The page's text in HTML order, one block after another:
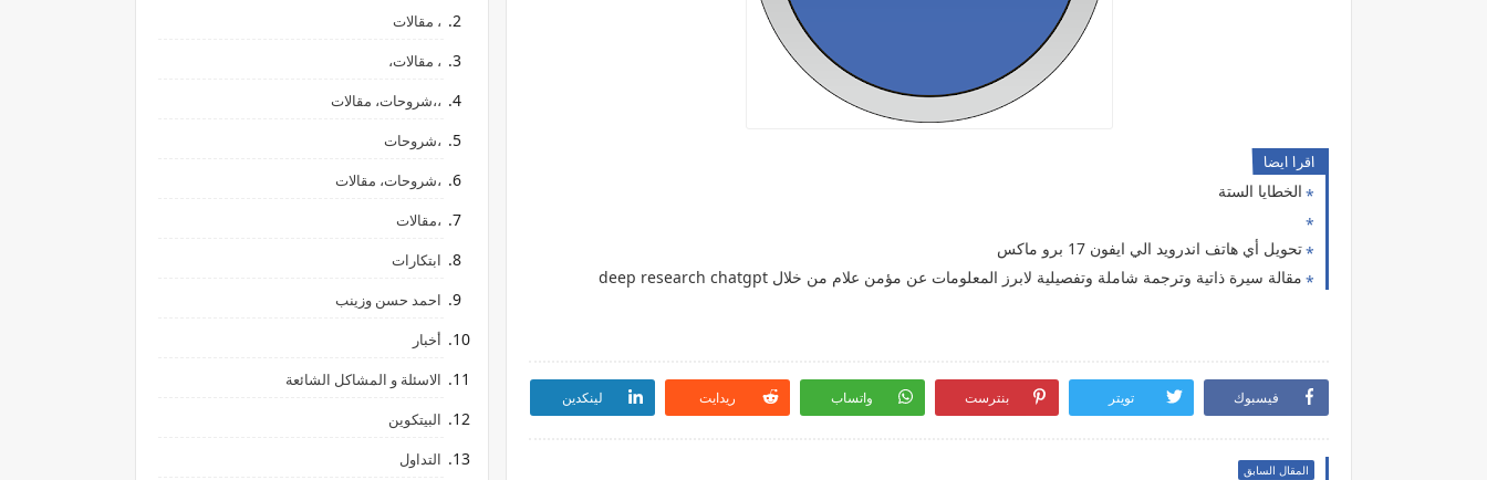
اقرا ايضا
الخطايا الستة
تحويل أي هاتف اندرويد الي ايفون 17 برو ماكس
مقالة سيرة ذاتية وترجمة شاملة وتفصيلية لابرز المعلومات عن مؤمن علام من خلال deep research chatgpt
فيسبوك تويتر بنترست واتساب ريدايت لينكدين
المقال السابق
، مقالات
، مقالات،
،،شروحات، مقالات
،شروحات
،شروحات، مقالات
،مقالات
ابتكارات
احمد حسن وزينب
أخبار
الاسئلة و المشاكل الشائعة
البيتكوين
التداول